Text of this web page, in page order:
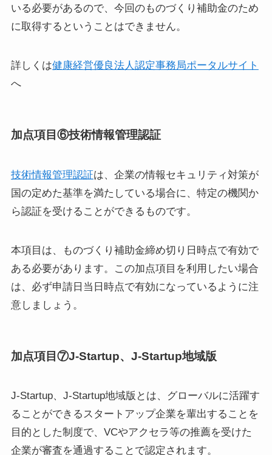
いる必要があるので、今回のものづくり補助金のため
に取得するということはできません。
詳しくは健康経営優良法人認定事務局ポータルサイト
へ
加点項目⑥技術情報管理認証
技術情報管理認証は、企業の情報セキュリティ対策が
国の定めた基準を満たしている場合に、特定の機関か
ら認証を受けることができるものです。
本項目は、ものづくり補助金締め切り日時点で有効で
ある必要があります。この加点項目を利用したい場合
は、必ず申請日当日時点で有効になっているように注
意しましょう。
加点項目⑦J-Startup、J-Startup地域版
J-Startup、J-Startup地域版とは、グローバルに活躍す
ることができるスタートアップ企業を輩出することを
目的とした制度で、VCやアクセラ等の推薦を受けた
企業が審査を通過することで認定されます。